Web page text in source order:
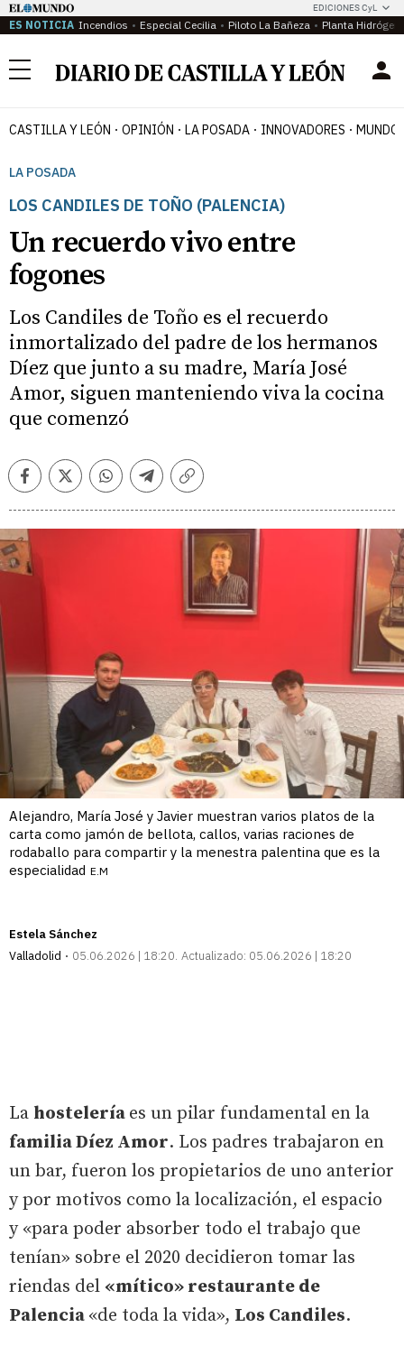
EDICIONES CyL
ES NOTICIA Incendios Especial Cecilia Piloto La Bañeza Planta
Menú
CASTILLA Y LEÓN OPINIÓN LA POSADA INNOVADORES MUNDO
LA POSADA
LOS CANDILES DE TOÑO (PALENCIA)
Un recuerdo vivo entre
fogones
Los Candiles de Toño es el recuerdo
inmortalizado del padre de los hermanos
Díez que junto a su madre, María José
Amor, siguen manteniendo viva la cocina
que comenzó
FacebookTwitterWhatsappTelegramCopiar
Alejandro, María José y Javier muestran varios platos de la
carta como jamón de bellota, callos, varias raciones de
rodaballo para compartir y la menestra palentina que es la
especialidad E.M
Estela Sánchez
Valladolid
05.06.2026 | 18:20 Actualizado: 05.06.2026 | 18:20
La hostelería es un pilar fundamental en la
familia Díez Amor. Los padres trabajaron en
un bar, fueron los propietarios de uno anterior
y por motivos como la localización, el espacio
y «para poder absorber todo el trabajo que
tenían» sobre el 2020 decidieron tomar las
riendas del «mítico» restaurante de
Palencia «de toda la vida», Los Candiles.